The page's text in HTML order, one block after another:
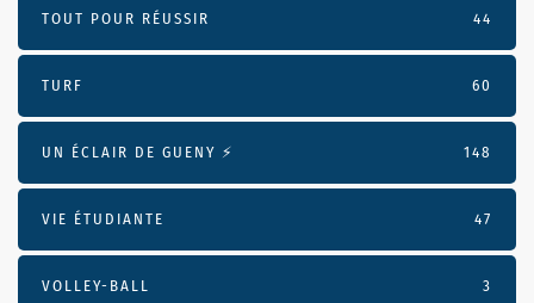
TOUT POUR RÉUSSIR 44
TURF 60
UN ÉCLAIR DE GUENY ⚡️ 148
VIE ÉTUDIANTE 47
VOLLEY-BALL 3